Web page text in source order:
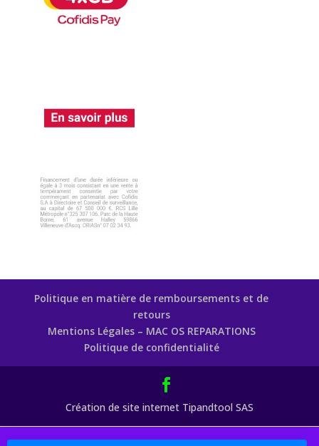
Politique en matière de remboursements et de
retours
Mentions Légales – MAC OS REPARATIONS
Politique de confidentialité
Création de site internet Tipandtool SAS